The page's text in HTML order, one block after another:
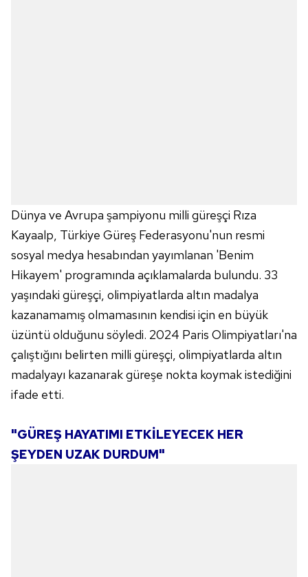
Dünya ve Avrupa şampiyonu milli güreşçi Rıza
Kayaalp, Türkiye Güreş Federasyonu'nun resmi
sosyal medya hesabından yayımlanan 'Benim
Hikayem' programında açıklamalarda bulundu. 33
yaşındaki güreşçi, olimpiyatlarda altın madalya
kazanamamış olmamasının kendisi için en büyük
üzüntü olduğunu söyledi. 2024 Paris Olimpiyatları'na
çalıştığını belirten milli güreşçi, olimpiyatlarda altın
madalyayı kazanarak güreşe nokta koymak istediğini
ifade etti.
"GÜREŞ HAYATIMI ETKİLEYECEK HER
ŞEYDEN UZAK DURDUM"